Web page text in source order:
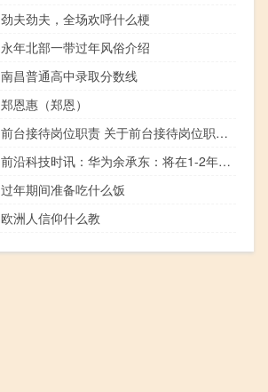
劲夫劲夫，全场欢呼什么梗
永年北部一带过年风俗介绍
南昌普通高中录取分数线
郑恩惠（郑恩）
前台接待岗位职责 关于前台接待岗位职责的介绍
前沿科技时讯：华为余承东：将在1-2年内推出增强现实智能眼镜
过年期间准备吃什么饭
欧洲人信仰什么教